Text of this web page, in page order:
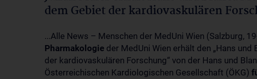
dem Gebiet der kardiovaskulären
...Alle News – Menschen der MedUni Wien (Salzburg,
Pharmakologie der MedUni Wien erhält den „Hans
der kardiovaskulären Forschung“ von der Hans und
Österreichischen Kardiologischen Gesellschaft (ÖKG)